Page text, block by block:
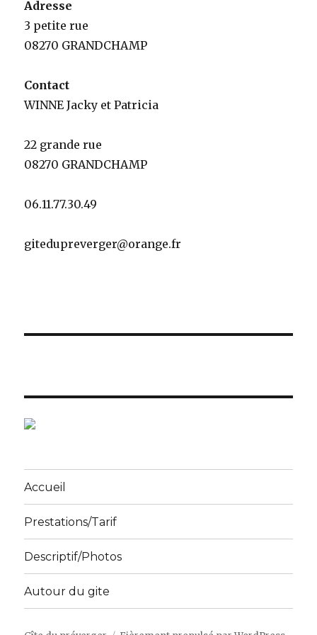
Adresse
3 petite rue
08270 GRANDCHAMP
Contact
WINNE Jacky et Patricia
22 grande rue
08270 GRANDCHAMP
06.11.77.30.49
gitedupreverger@orange.fr
Accueil
Prestations/Tarif
Descriptif/Photos
Autour du gite